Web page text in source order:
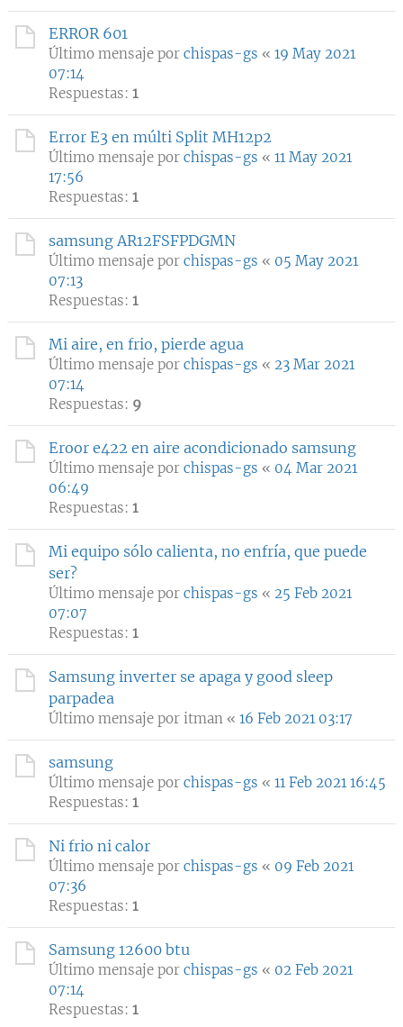
ERROR 601
Último mensaje por chispas-gs « 19 May 2021
07:14
Respuestas: 1
Error E3 en múlti Split MH12p2
Último mensaje por chispas-gs « 11 May 2021
17:56
Respuestas: 1
samsung AR12FSFPDGMN
Último mensaje por chispas-gs « 05 May 2021
07:13
Respuestas: 1
Mi aire, en frio, pierde agua
Último mensaje por chispas-gs « 23 Mar 2021
07:14
Respuestas: 9
Eroor e422 en aire acondicionado samsung
Último mensaje por chispas-gs « 04 Mar 2021
06:49
Respuestas: 1
Mi equipo sólo calienta, no enfría, que puede
ser?
Último mensaje por chispas-gs « 25 Feb 2021
07:07
Respuestas: 1
Samsung inverter se apaga y good sleep
parpadea
Último mensaje por itman « 16 Feb 2021 03:17
samsung
Último mensaje por chispas-gs « 11 Feb 2021 16:45
Respuestas: 1
Ni frio ni calor
Último mensaje por chispas-gs « 09 Feb 2021
07:36
Respuestas: 1
Samsung 12600 btu
Último mensaje por chispas-gs « 02 Feb 2021
07:14
Respuestas: 1